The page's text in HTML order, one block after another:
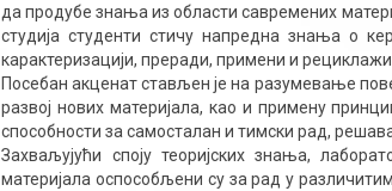
да продубе знања из области савремених
студија студенти стичу напредна знања о
карактеризацији, преради, примени и
Посебан акценат стављен је на разумевање
развој нових материјала, као и примену
способности за самосталан и тимски рад,
Захваљујући споју теоријских знања,
материјала оспособљени су за рад у